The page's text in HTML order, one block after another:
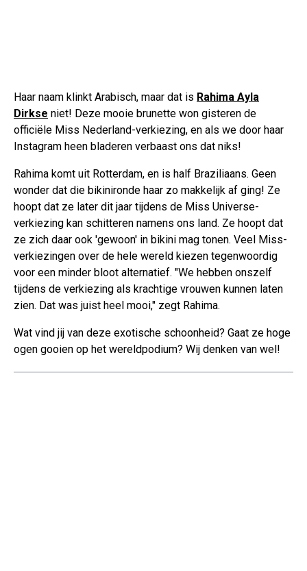
Haar naam klinkt Arabisch, maar dat is Rahima Ayla
Dirkse niet! Deze mooie brunette won gisteren de
officiële Miss Nederland-verkiezing, en als we door haar
Instagram heen bladeren verbaast ons dat niks!
Rahima komt uit Rotterdam, en is half Braziliaans. Geen
wonder dat die bikinironde haar zo makkelijk af ging! Ze
hoopt dat ze later dit jaar tijdens de Miss Universe-
verkiezing kan schitteren namens ons land. Ze hoopt dat
ze zich daar ook 'gewoon' in bikini mag tonen. Veel Miss-
verkiezingen over de hele wereld kiezen tegenwoordig
voor een minder bloot alternatief. "We hebben onszelf
tijdens de verkiezing als krachtige vrouwen kunnen laten
zien. Dat was juist heel mooi," zegt Rahima.
Wat vind jij van deze exotische schoonheid? Gaat ze hoge
ogen gooien op het wereldpodium? Wij denken van wel!